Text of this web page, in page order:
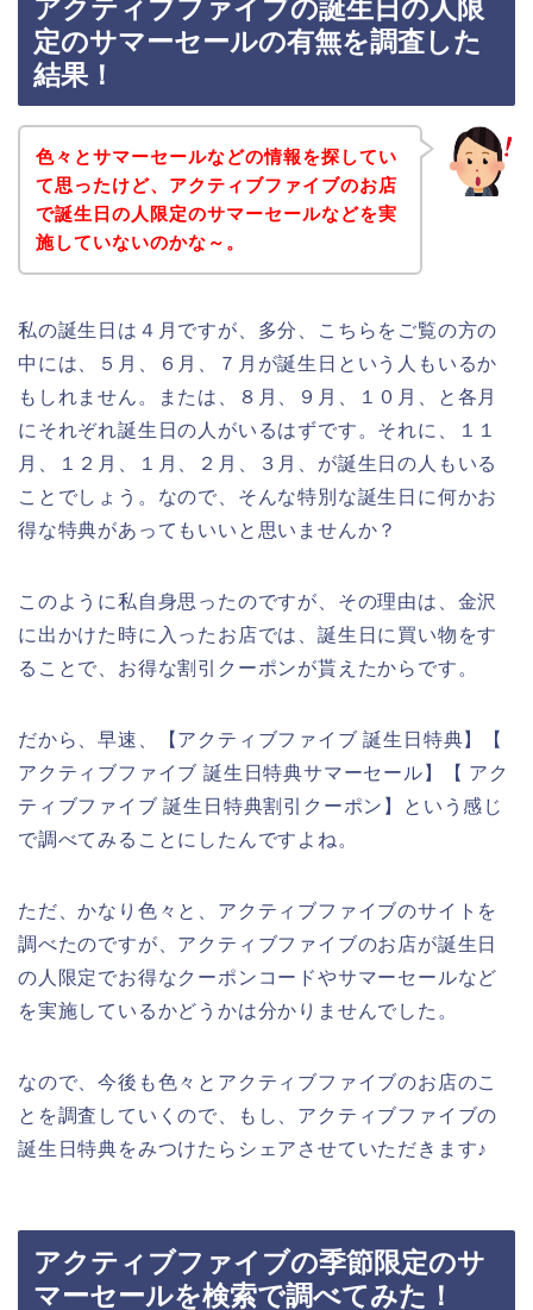
アクティブファイブの誕生日の人限
定のサマーセールの有無を調査した
結果！
色々とサマーセールなどの情報を探してい
て思ったけど、アクティブファイブのお店
で誕生日の人限定のサマーセールなどを実
施していないのかな～。
私の誕生日は４月ですが、多分、こちらをご覧の方の
中には、５月、６月、７月が誕生日という人もいるか
もしれません。または、８月、９月、１０月、と各月
にそれぞれ誕生日の人がいるはずです。それに、１１
月、１２月、１月、２月、３月、が誕生日の人もいる
ことでしょう。なので、そんな特別な誕生日に何かお
得な特典があってもいいと思いませんか？
このように私自身思ったのですが、その理由は、金沢
に出かけた時に入ったお店では、誕生日に買い物をす
ることで、お得な割引クーポンが貰えたからです。
だから、早速、【アクティブファイブ 誕生日特典】【
アクティブファイブ 誕生日特典サマーセール】【 アク
ティブファイブ 誕生日特典割引クーポン】という感じ
で調べてみることにしたんですよね。
ただ、かなり色々と、アクティブファイブのサイトを
調べたのですが、アクティブファイブのお店が誕生日
の人限定でお得なクーポンコードやサマーセールなど
を実施しているかどうかは分かりませんでした。
なので、今後も色々とアクティブファイブのお店のこ
とを調査していくので、もし、アクティブファイブの
誕生日特典をみつけたらシェアさせていただきます♪
アクティブファイブの季節限定のサ
マーセールを検索で調べてみた！